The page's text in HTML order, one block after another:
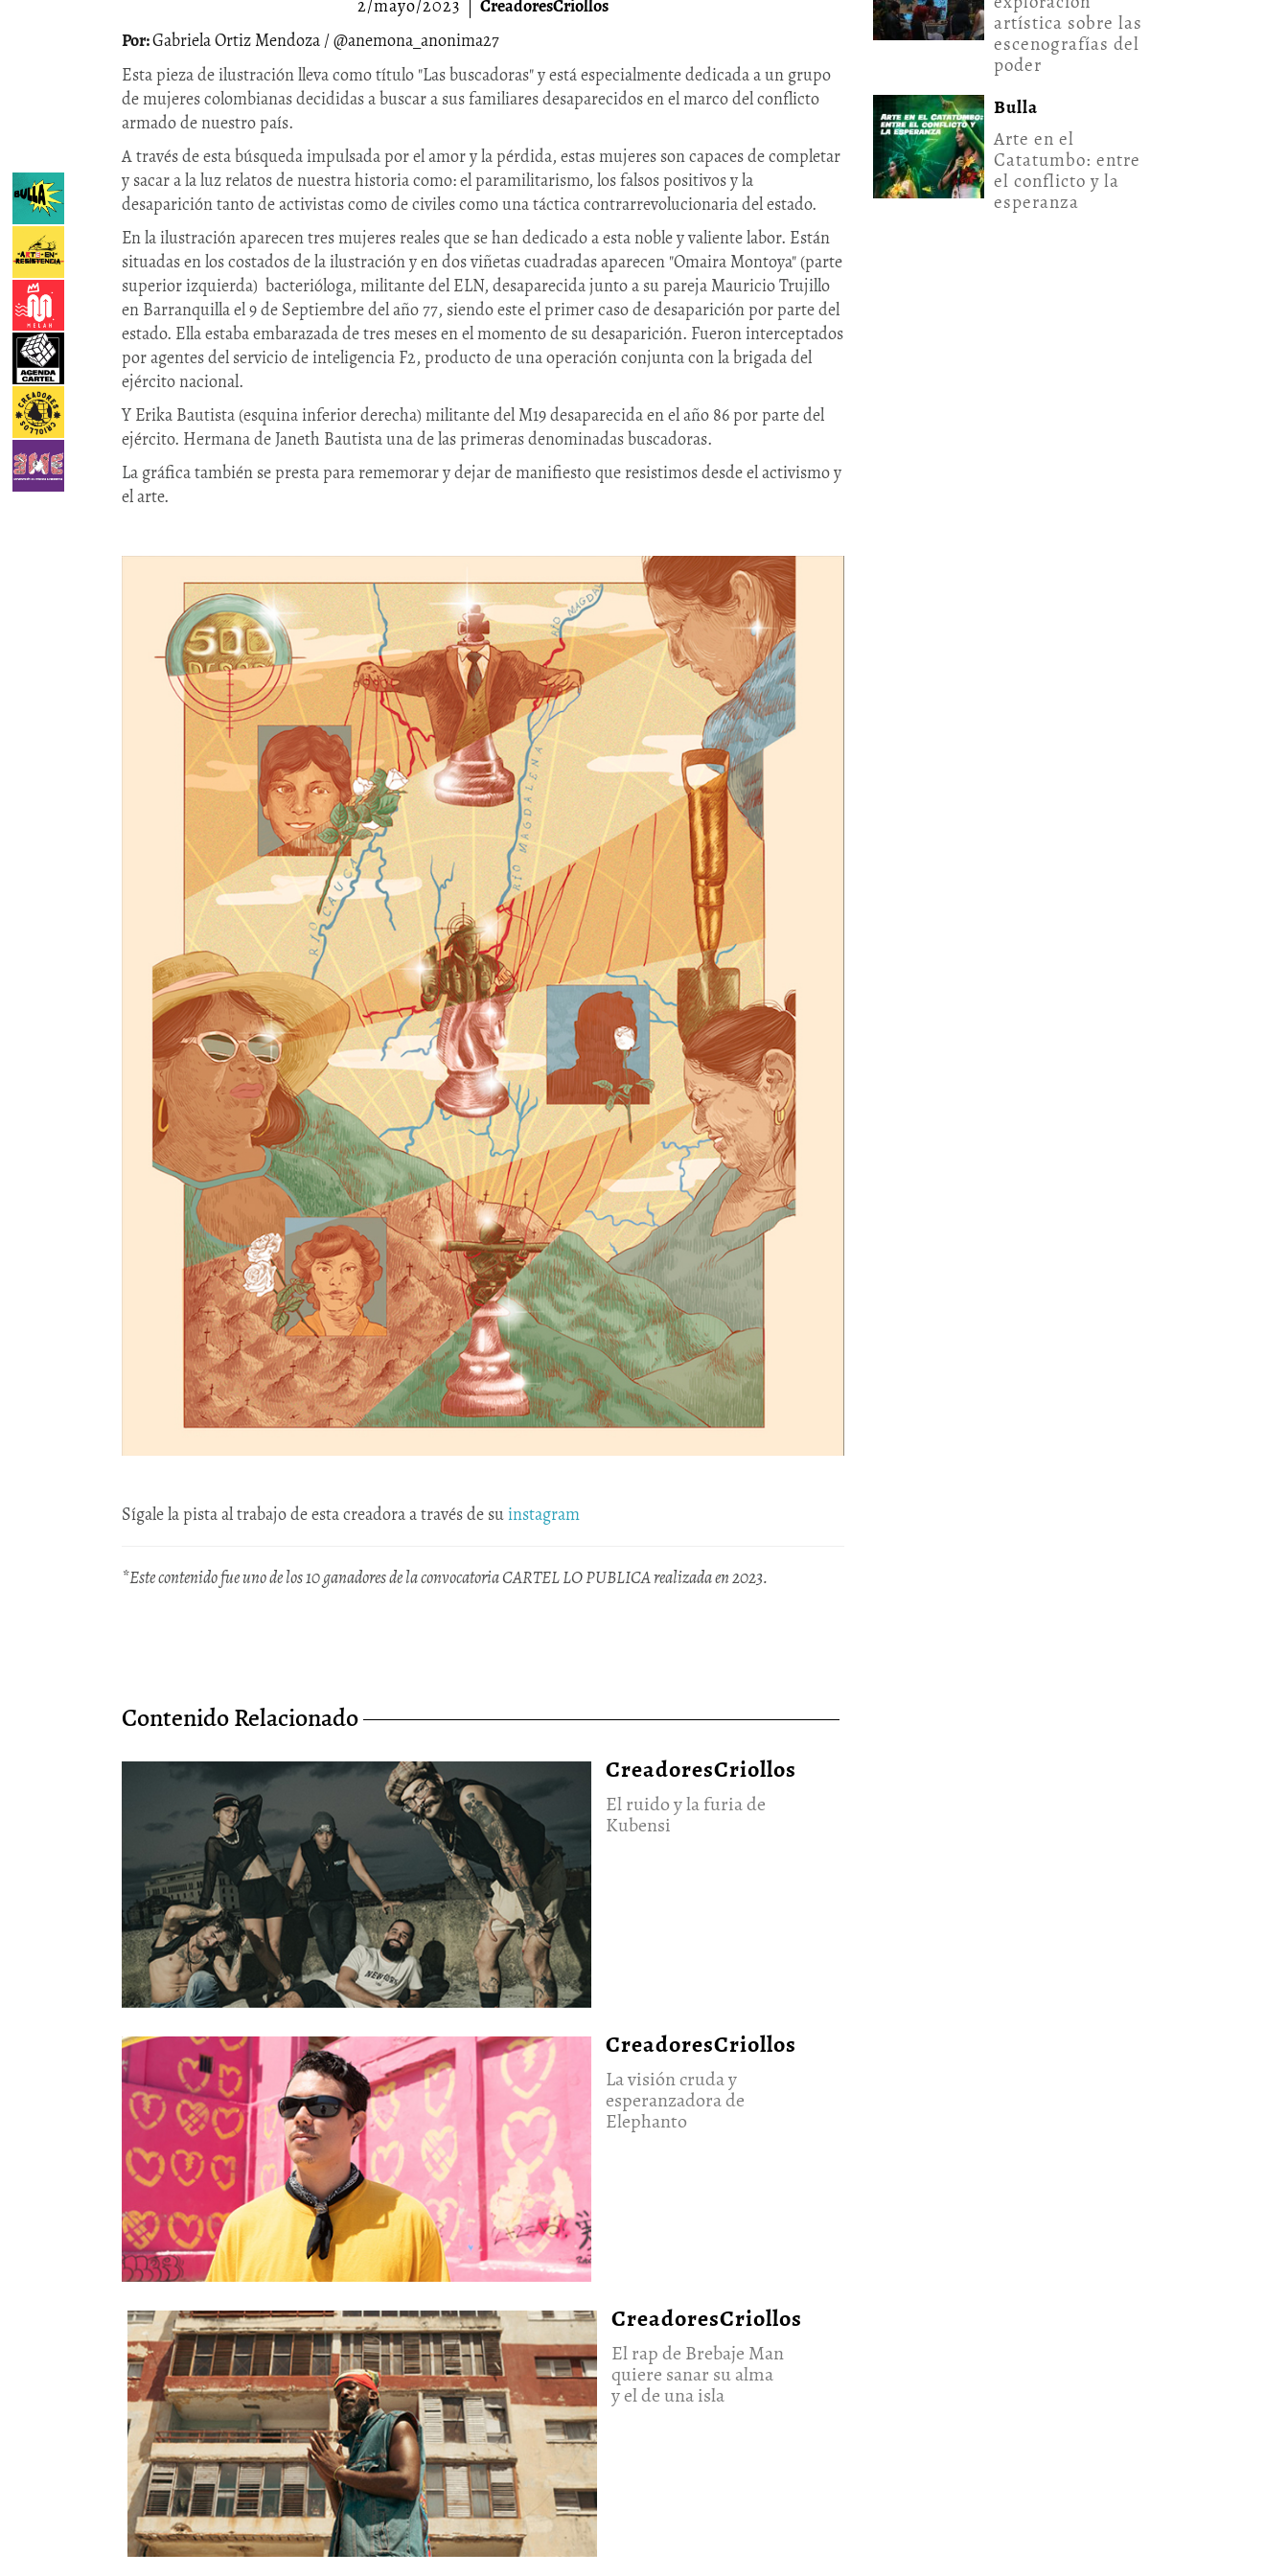
2/mayo/2023
CreadoresCriollos
Gabriela Ortiz Mendoza / @anemona_anonima27
Esta pieza de ilustración lleva como título "Las buscadoras" y está especialmente dedicada a un grupo
de mujeres colombianas decididas a buscar a sus familiares desaparecidos en el marco del conflicto
armado de nuestro país.
A través de esta búsqueda impulsada por el amor y la pérdida, estas mujeres son capaces de completar
y sacar a la luz relatos de nuestra historia como: el paramilitarismo, los falsos positivos y la
desaparición tanto de activistas como de civiles como una táctica contrarrevolucionaria del estado.
En la ilustración aparecen tres mujeres reales que se han dedicado a esta noble y valiente labor. Están
situadas en los costados de la ilustración y en dos viñetas cuadradas aparecen "Omaira Montoya" (parte
superior izquierda) bacterióloga, militante del ELN, desaparecida junto a su pareja Mauricio Trujillo
en Barranquilla el 9 de Septiembre del año 77, siendo este el primer caso de desaparición por parte del
estado. Ella estaba embarazada de tres meses en el momento de su desaparición. Fueron interceptados
por agentes del servicio de inteligencia F2, producto de una operación conjunta con la brigada del
ejército nacional.
Y Erika Bautista (esquina inferior derecha) militante del M19 desaparecida en el año 86 por parte del
ejército. Hermana de Janeth Bautista una de las primeras denominadas buscadoras.
La gráfica también se presta para rememorar y dejar de manifiesto que resistimos desde el activismo y
el arte.
Sígale la pista al trabajo de esta creadora a través de suinstagram
*Este contenido fue uno de los 10 ganadores de la convocatoria CARTEL LO PUBLICA realizada en 2023.
Contenido Relacionado
El ruido y la furia de Kubensi
CreadoresCriollos
El ruido y la furia de
Kubensi
La visión cruda y esperanzadora de
28/Jun/2026
CreadoresCriollos
La visión cruda y
esperanzadora de
Elephanto
El rap de Brebaje Man quiere sanar su
alma y el de una isla
27/Jun/2026
CreadoresCriollos
El rap de Brebaje Man
quiere sanar su alma
y el de una isla
artística sobre las
escenografías del
poder
Bulla
Arte en el
Catatumbo: entre
el conflicto y la
esperanza